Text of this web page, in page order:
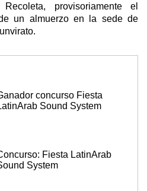
provisoriamente el
un almuerzo en la sede de
concurso Fiesta
Sound System
Fiesta LatinArab
System